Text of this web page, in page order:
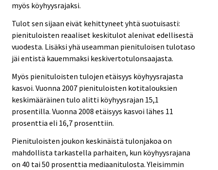
myös köyhyysrajaksi.
Tulot sen sijaan eivät kehittyneet yhtä suotuisasti:
pienituloisten reaaliset keskitulot alenivat edellisestä
vuodesta. Lisäksi yhä useamman pienituloisen tulotaso
jäi entistä kauemmaksi keskivertotulonsaajasta.
Myös pienituloisten tulojen etäisyys köyhyysrajasta
kasvoi. Vuonna 2007 pienituloisten kotitalouksien
keskimääräinen tulo alitti köyhyysrajan 15,1
prosentilla. Vuonna 2008 etäisyys kasvoi lähes 11
prosenttia eli 16,7 prosenttiin.
Pienituloisten joukon keskinäistä tulonjakoa on
mahdollista tarkastella parhaiten, kun köyhyysrajana
on 40 tai 50 prosenttia mediaanitulosta. Yleisimmin